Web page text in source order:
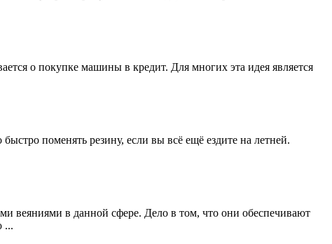
о покупке машины в кредит. Для многих эта идея является
поменять резину, если вы всё ещё ездите на летней.
веяниями в данной сфере. Дело в том, что они обеспечивают
...